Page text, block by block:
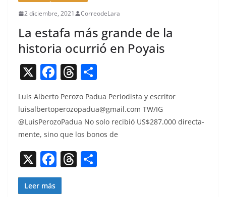
2 diciembre, 2021 CorreodeLara
La estafa más grande de la
historia ocurrió en Poyais
X F
c
e
b
o
o
k
T
re
a
d
s
o
m
p
ar
Luis Alber­to Per­o­zo Pad­ua Peri­odista y escritor
luisalbertoperozopadua@gmail.com TW/IG
@LuisPerozoPadua No solo recibió US$287.000 direc­ta­
mente, sino que los bonos de
X F
a
c
T
Leer más